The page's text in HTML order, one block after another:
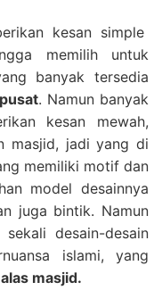
kesan simple
memilih untuk
banyak tersedia
. Namun banyak
kesan mewah,
masjid, jadi yang di
memiliki motif dan
model desainnya
juga bintik. Namun
desain-desain
islami, yang
masjid.